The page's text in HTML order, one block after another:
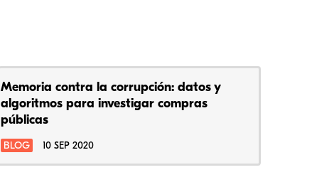
Memoria contra la corrupción: datos y
algoritmos para investigar compras
públicas
BLOG 10 SEP 2020